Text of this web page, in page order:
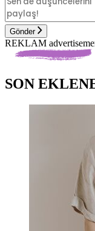
Gönder
REKLAM
SON